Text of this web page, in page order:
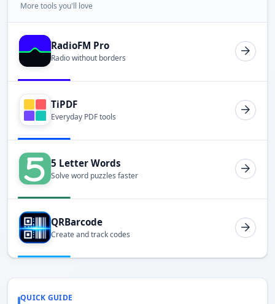
More tools you'll love
RadioFM Pro
Radio without borders
TiPDF
Everyday PDF tools
5 Letter Words
Solve word puzzles faster
QRBarcode
Create and track codes
QUICK GUIDE